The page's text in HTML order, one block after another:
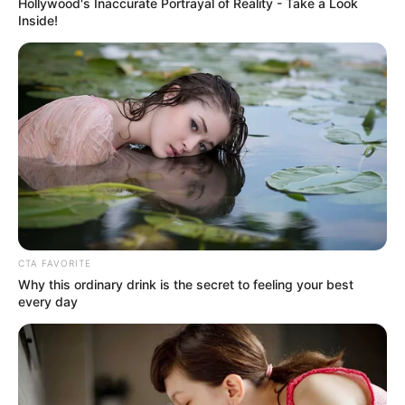
Acesse o Vídeopara saber mais sobre atualização de Email e
Hollywood's Inaccurate Portrayal of Reality - Take a Look
Inside!
CTA FAVORITE
Why this ordinary drink is the secret to feeling your best
every day